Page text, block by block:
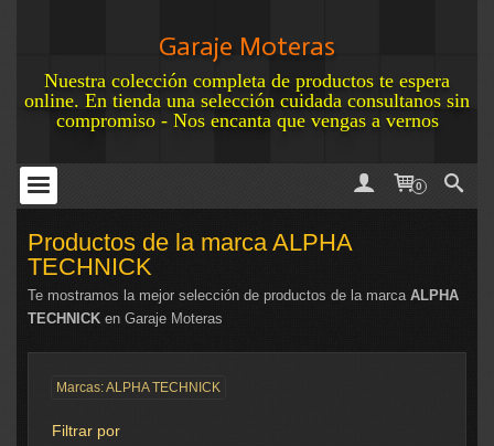
Garaje Moteras
Nuestra colección completa de productos te espera
online. En tienda una selección cuidada consultanos sin
compromiso - Nos encanta que vengas a vernos
0
Productos de la marca ALPHA
TECHNICK
Te mostramos la mejor selección de productos de la marca ALPHA
TECHNICK en Garaje Moteras
Marcas: ALPHA TECHNICK
Filtrar por